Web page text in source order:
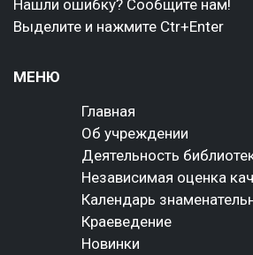
Нашли ошибку? Сообщите нам!
Выделите и нажмите Ctr+Enter
МЕНЮ
Главная
Об учреждении
Деятельность
Независимая оценка
Календарь
Краеведение
Новинки